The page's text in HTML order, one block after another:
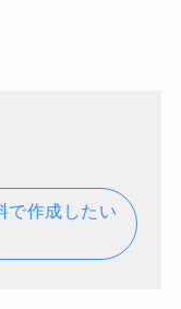
で作成したい